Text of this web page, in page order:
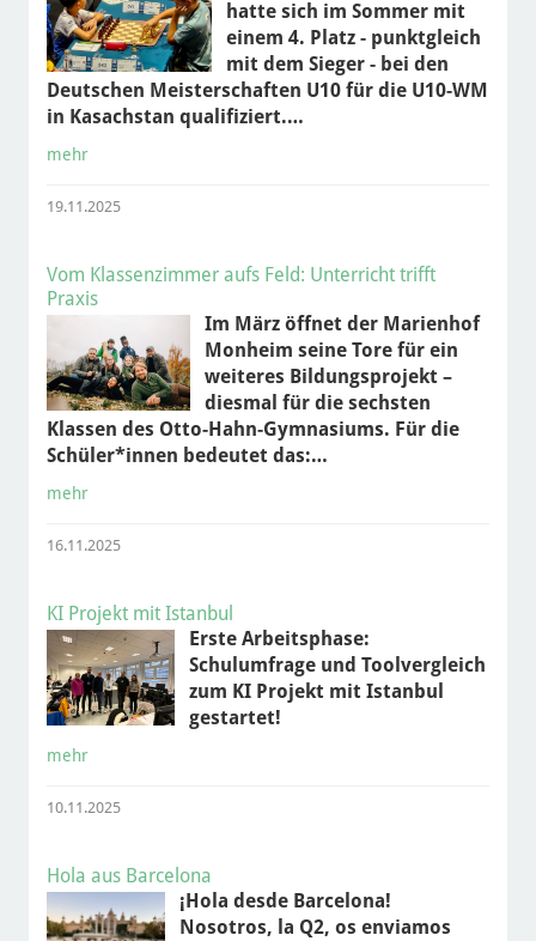
hatte sich im Sommer mit
einem 4. Platz - punktgleich
mit dem Sieger - bei den
Deutschen Meisterschaften U10 für die U10-WM
in Kasachstan qualifiziert.…
mehr
19.11.2025
Vom Klassenzimmer aufs Feld: Unterricht trifft
Praxis
Im März öffnet der Marienhof
Monheim seine Tore für ein
weiteres Bildungsprojekt –
diesmal für die sechsten
Klassen des Otto-Hahn-Gymnasiums. Für die
Schüler*innen bedeutet das:…
mehr
16.11.2025
KI Projekt mit Istanbul
Erste Arbeitsphase:
Schulumfrage und Toolvergleich
zum KI Projekt mit Istanbul
gestartet!
mehr
10.11.2025
Hola aus Barcelona
¡Hola desde Barcelona!
Nosotros, la Q2, os enviamos